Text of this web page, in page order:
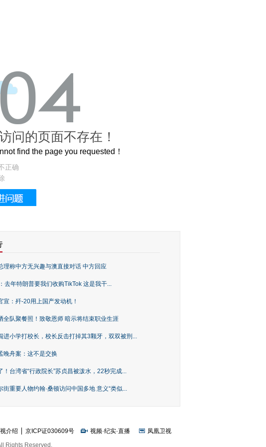
紫禁城
问的页面不存在！
find the page you requested！
正确
理称中方无兴趣与澳直接对话 中方回应
去年特朗普要我们收购TikTok 这是我干...
宣：歼-20用上国产发动机！
全队聚餐照！致敬恩师 暗示将结束职业生涯
进小学打校长，校长反击打掉其3颗牙，双双被刑...
晚舟案：这不是交换
！台湾省“行政院长”苏贞昌被泼水，22秒完成...
街重要人物约翰·桑顿访问中国多地 意义“类似...
介绍 京ICP证030609号 视频·纪实·直播
凤凰卫视
Rights Reserved.